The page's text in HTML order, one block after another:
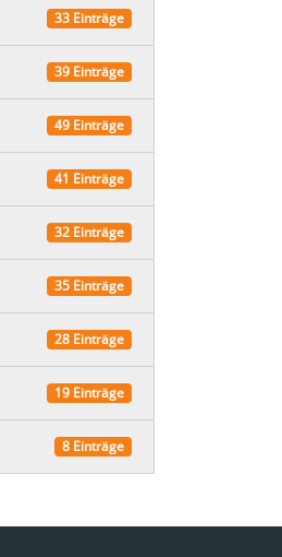
33 Einträge
39 Einträge
49 Einträge
41 Einträge
32 Einträge
35 Einträge
28 Einträge
19 Einträge
8 Einträge